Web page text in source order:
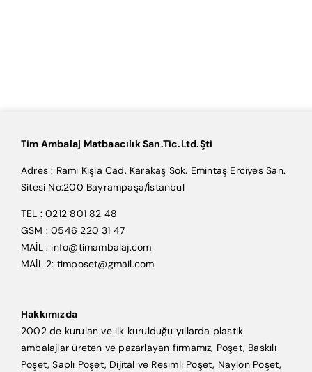
Tim Ambalaj Matbaacılık San.Tic.Ltd.Şti
Adres : Rami Kışla Cad. Karakaş Sok. Emintaş Erciyes San.
Sitesi No:200 Bayrampaşa/İstanbul
TEL : 0212 801 82 48
GSM : 0546 220 31 47
MAİL : info@timambalaj.com
MAİL 2: timposet@gmail.com
Hakkımızda
2002 de kurulan ve ilk kurulduğu yıllarda plastik
ambalajlar üreten ve pazarlayan firmamız, Poşet, Baskılı
Poşet, Saplı Poşet, Dijital ve Resimli Poşet, Naylon Poşet,